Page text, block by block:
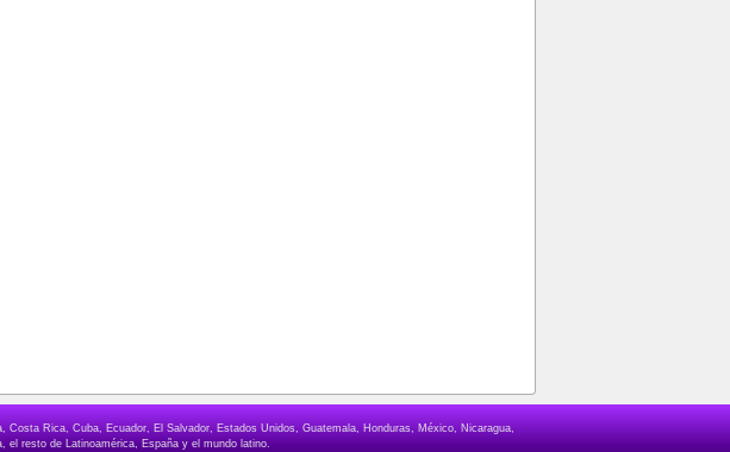
Rica, Cuba, Ecuador, El Salvador, Estados Unidos, Guatemala, Honduras, México, Nicaragua,
el resto de Latinoamérica, España y el mundo latino.